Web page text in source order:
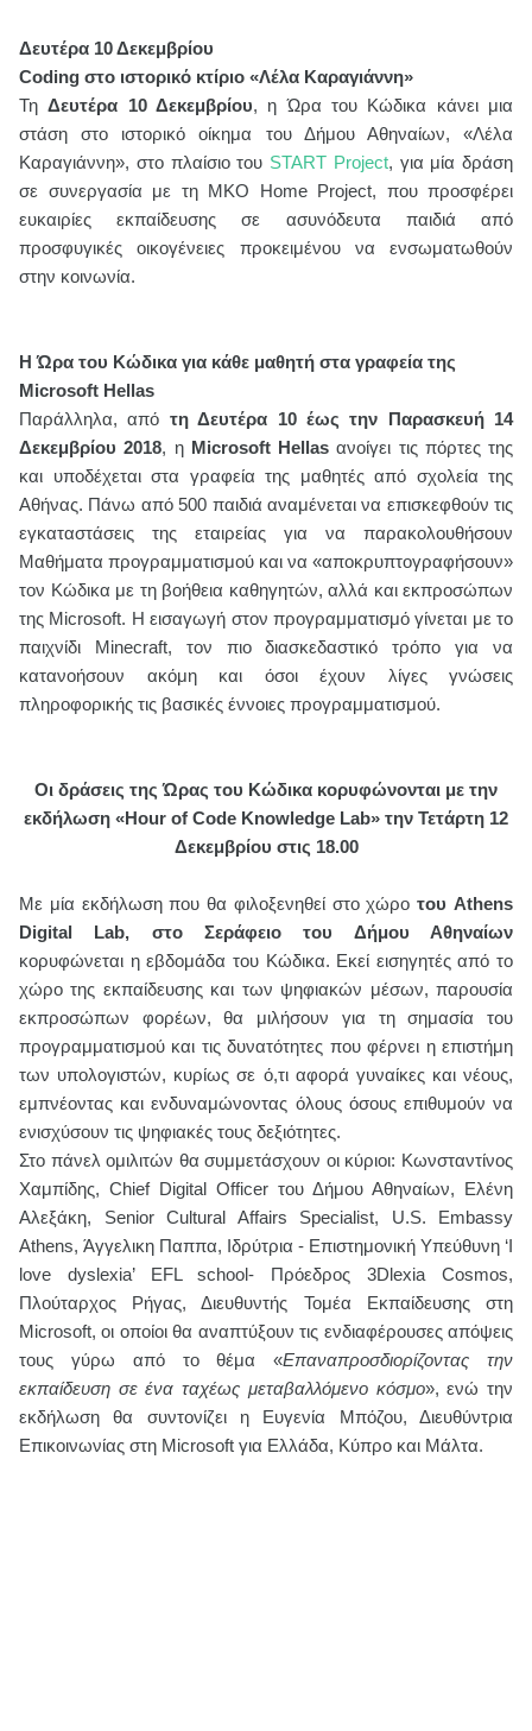
Δευτέρα 10 Δεκεμβρίου
Coding στο ιστορικό κτίριο «Λέλα Καραγιάννη»
ΤηΔευτέρα 10 Δεκεμβρίου, η Ώρα του Κώδικα κάνει μια
στάση στο ιστορικό οίκημα του Δήμου Αθηναίων, «Λέλα
Καραγιάννη», στο πλαίσιο του START Project, για μία δράση
σε συνεργασία με τη ΜΚΟ
Home Project, που προσφέρει
ευκαιρίες εκπαίδευσης σε ασυνόδευτα παιδιά από
προσφυγικές οικογένειες προκειμένου να ενσωματωθούν
στην κοινωνία.
H Ώρα του Κώδικα για κάθε μαθητή στα γραφεία της
Microsoft Hellas
Παράλληλα, από τη Δευτέρα 10 έως την Παρασκευή 14
Δεκεμβρίου 2018, η Microsoft Hellas ανοίγει τις πόρτες της
και υποδέχεται στα γραφεία της μαθητές από σχολεία της
Αθήνας. Πάνω από 500 παιδιά αναμένεται να επισκεφθούν τις
εγκαταστάσεις της εταιρείας για να παρακολουθήσουν
Μαθήματα προγραμματισμού και να «αποκρυπτογραφήσουν»
τον Κώδικα με τη βοήθεια καθηγητών, αλλά και εκπροσώπων
της Microsoft. Η εισαγωγή στον προγραμματισμό γίνεται με το
παιχνίδι Minecraft, τον πιο διασκεδαστικό τρόπο για να
κατανοήσουν ακόμη και όσοι έχουν λίγες γνώσεις
πληροφορικής τις βασικές έννοιες προγραμματισμού.
Οι δράσεις της Ώρας του Κώδικα κορυφώνονται με την
εκδήλωση «Hour of Code Knowledge Lab» την Τετάρτη 12
Δεκεμβρίου στις 18.00
Με μία εκδήλωση που θα φιλοξενηθεί στο χώροτου Athens
Digital Lab, στο Σεράφειο
του Δήμου Αθηναίων
κορυφώνεται η εβδομάδα του Κώδικα. Εκεί εισηγητές από το
χώρο της εκπαίδευσης και των ψηφιακών μέσων, παρουσία
εκπροσώπων φορέων, θα μιλήσουν για τη σημασία του
προγραμματισμού και τις δυνατότητες που φέρνει η επιστήμη
των υπολογιστών, κυρίως σε ό,τι αφορά γυναίκες και νέους,
εμπνέοντας και ενδυναμώνοντας όλους όσους επιθυμούν να
ενισχύσουν τις ψηφιακές τους δεξιότητες.
Στο πάνελ ομιλιτών θα συμμετάσχουν οι κύριοι: Κωνσταντίνος
Χαμπίδης, Chief Digital Officer του Δήμου Αθηναίων, Ελένη
Αλεξάκη, Senior Cultural Affairs Specialist, U.S. Embassy
Athens, Άγγελικη Παππα, Ιδρύτρια - Επιστημονική Υπεύθυνη ‘I
love dyslexia’ EFL school- Πρόεδρος 3Dlexia Cosmos,
Πλούταρχος Ρήγας, Διευθυντής Τομέα Εκπαίδευσης στη
Microsoft, οι οποίοι θα αναπτύξουν τις ενδιαφέρουσες απόψεις
τους γύρω από το θέμα «Επαναπροσδιορίζοντας την
εκπαίδευση σε ένα ταχέως μεταβαλλόμενο κόσμο», ενώ την
εκδήλωση θα συντονίζει η Ευγενία Μπόζου, Διευθύντρια
Επικοινωνίας στη Microsoft για Ελλάδα, Κύπρο και Μάλτα.